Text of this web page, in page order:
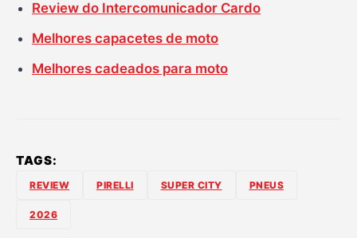
Review do Intercomunicador Cardo
Melhores capacetes de moto
Melhores cadeados para moto
TAGS:
REVIEW PIRELLI SUPER CITY PNEUS
2026